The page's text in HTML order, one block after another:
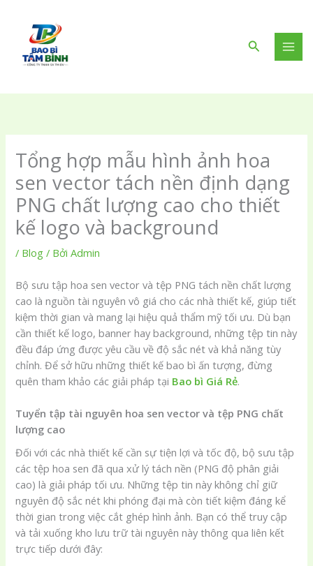
dung
Tìm
kiếm
Tổng hợp mẫu hình ảnh hoa
sen vector tách nền định dạng
PNG chất lượng cao cho thiết
kế logo và background
/ Blog / BởiAdmin
Bộ sưu tập hoa sen vector và tệp PNG tách nền chất lượng
cao là nguồn tài nguyên vô giá cho các nhà thiết kế, giúp tiết
kiệm thời gian và mang lại hiệu quả thẩm mỹ tối ưu. Dù bạn
cần thiết kế logo, banner hay background, những tệp tin này
đều đáp ứng được yêu cầu về độ sắc nét và khả năng tùy
chỉnh. Để sở hữu những thiết kế bao bì ấn tượng, đừng
quên tham khảo các giải pháp tại Bao bì Giá Rẻ.
Tuyển tập tài nguyên hoa sen vector và tệp PNG chất
lượng cao
Đối với các nhà thiết kế cần sự tiện lợi và tốc độ, bộ sưu tập
các tệp hoa sen đã qua xử lý tách nền (PNG độ phân giải
cao) là giải pháp tối ưu. Những tệp tin này không chỉ giữ
nguyên độ sắc nét khi phóng đại mà còn tiết kiệm đáng kể
thời gian trong việc cắt ghép hình ảnh. Bạn có thể truy cập
và tải xuống kho lưu trữ tài nguyên này thông qua liên kết
trực tiếp dưới đây: